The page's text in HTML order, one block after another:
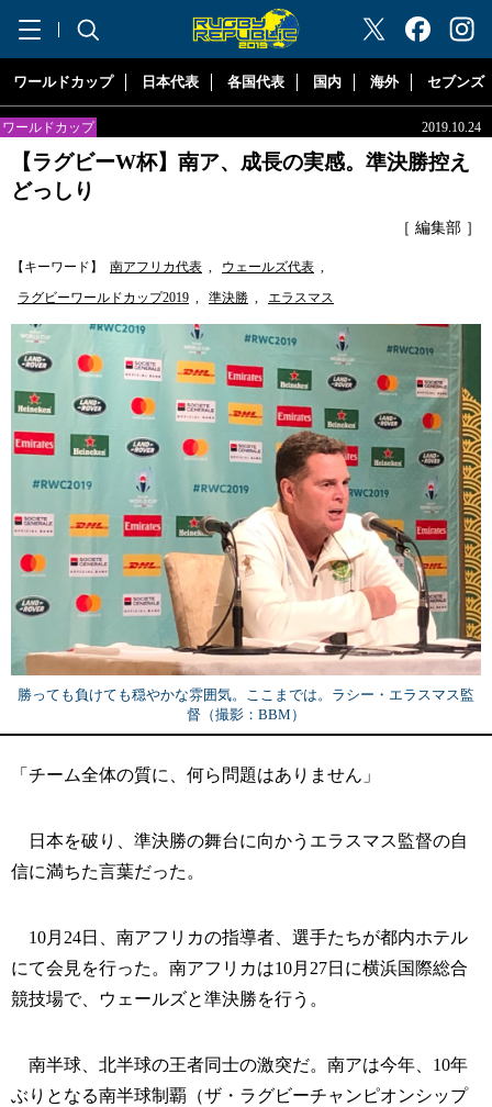
"ラグビーリパブリック"
ワールドカップ 日本代表 各国代表 国内 海外 セブンズ
ワールドカップ 2019.10.24
【ラグビーW杯】南ア、成長の実感。準決勝控え
どっしり
［ 編集部 ］
【キーワード】 南アフリカ代表 , ウェールズ代表 ,
ラグビーワールドカップ2019 , 準決勝 , エラスマス
勝っても負けても穏やかな雰囲気。ここまでは。ラシー・エラスマス監
督（撮影：BBM）
「チーム全体の質に、何ら問題はありません」
日本を破り、準決勝の舞台に向かうエラスマス監督の自
信に満ちた言葉だった。
10月24日、南アフリカの指導者、選手たちが都内ホテル
にて会見を行った。南アフリカは10月27日に横浜国際総合
競技場で、ウェールズと準決勝を行う。
南半球、北半球の王者同士の激突だ。南アは今年、10年
ぶりとなる南半球制覇（ザ・ラグビーチャンピオンシップ